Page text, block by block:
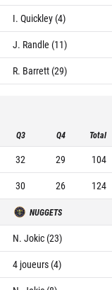
I. Quickley (4)
J. Randle (11)
R. Barrett (29)
Q3 Q4 Total
32 29
104
30 26 124
NUGGETS
N. Jokic (23)
4 joueurs (4)